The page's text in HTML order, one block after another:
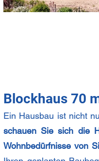
Blockhaus 70
Ein Hausbau ist nicht
schauen Sie sich die
Wohnbedürfnisse von